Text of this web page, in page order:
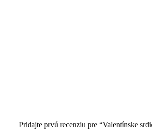
Pridajte prvú recenziu pre “Valentínske